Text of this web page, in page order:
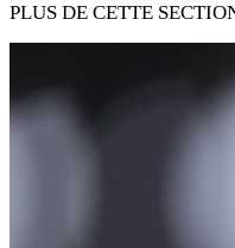
PLUS DE CETTE